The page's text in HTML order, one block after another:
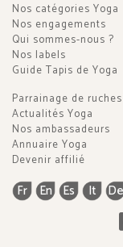
Nos catégories Yoga
Nos engagements
Qui sommes-nous ?
Nos labels
Guide Tapis de Yoga
Parrainage de ruches
Actualités Yoga
Nos ambassadeurs
Annuaire Yoga
Devenir affilié
Fr En Es It De